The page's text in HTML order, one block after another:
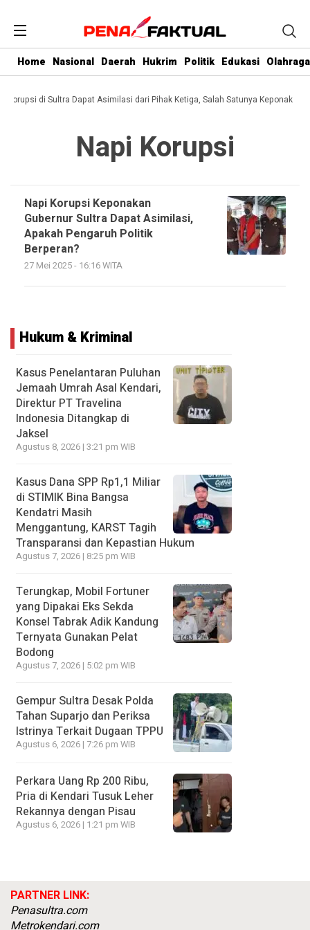
Home Nasional Daerah Hukrim Politik Edukasi Olahraga
Korupsi di Sultra Dapat Asimilasi dari Pihak Ketiga, Salah Satunya Keponakan
Napi Korupsi
Napi Korupsi Keponakan
Gubernur Sultra Dapat Asimilasi,
Apakah Pengaruh Politik
Berperan?
27 Mei 2025 - 16:16 WITA
Hukum & Kriminal
Kasus Penelantaran Puluhan
Jemaah Umrah Asal Kendari,
Direktur PT Travelina
Indonesia Ditangkap di
Jaksel
Agustus 8, 2026 | 3:21 pm WIB
Kasus Dana SPP Rp1,1 Miliar
di STIMIK Bina Bangsa
Kendatri Masih
Menggantung, KARST Tagih
Transparansi dan Kepastian Hukum
Agustus 7, 2026 | 8:25 pm WIB
Terungkap, Mobil Fortuner
yang Dipakai Eks Sekda
Konsel Tabrak Adik Kandung
Ternyata Gunakan Pelat
Bodong
Agustus 7, 2026 | 5:02 pm WIB
Gempur Sultra Desak Polda
Tahan Suparjo dan Periksa
Istrinya Terkait Dugaan TPPU
Agustus 6, 2026 | 7:26 pm WIB
Perkara Uang Rp 200 Ribu,
Pria di Kendari Tusuk Leher
Rekannya dengan Pisau
Agustus 6, 2026 | 1:21 pm WIB
PARTNER LINK:
Penasultra.com
Metrokendari.com